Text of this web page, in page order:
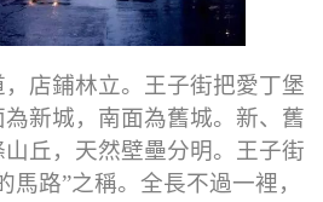
店鋪林立。王子街把愛丁堡
新城，南面為舊城。新、舊
丘，天然壁壘分明。王子街
馬路”之稱。全長不過一裡，